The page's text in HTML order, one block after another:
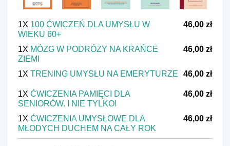
1X 100 ĆWICZEŃ DLA UMYSŁU W
WIEKU 60+
46,00 zł
1X MÓZG W PODRÓŻY NA KRAŃCE
ZIEMI
46,00 zł
1X TRENING UMYSŁU NA EMERYTURZE 46,00 zł
1X ĆWICZENIA PAMIĘCI DLA
SENIORÓW. I NIE TYLKO!
46,00 zł
1X ĆWICZENIA UMYSŁOWE DLA
MŁODYCH DUCHEM NA CAŁY ROK
46,00 zł